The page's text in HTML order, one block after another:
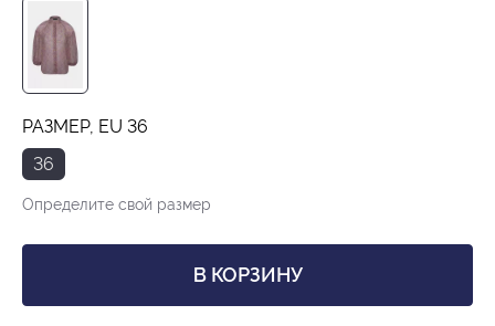
РАЗМЕР, EU 36
36
Определите свой размер
В КОРЗИНУ